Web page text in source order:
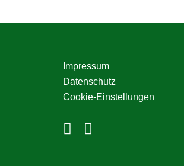
Seitenspalte
Impressum
Datenschutz
Cookie-Einstellungen